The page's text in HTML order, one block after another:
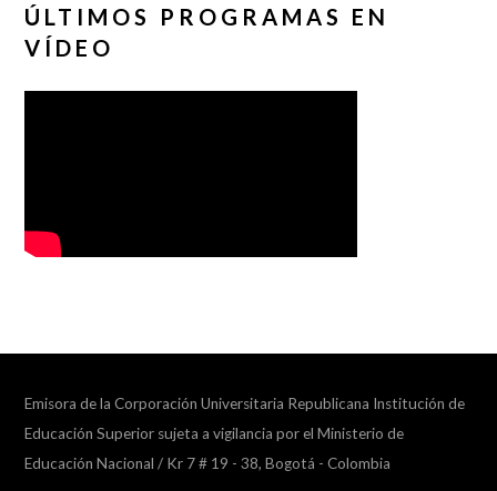
ÚLTIMOS PROGRAMAS EN
VÍDEO
Emisora de la Corporación Universitaria Republicana Institución de
Educación Superior sujeta a vigilancia por el Ministerio de
Educación Nacional / Kr 7 # 19 - 38, Bogotá - Colombia